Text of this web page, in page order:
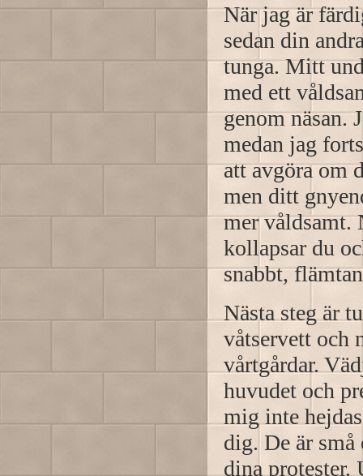
När jag är
sedan din
tunga. Mitt
med ett
genom näsan.
medan jag
att avgöra om
men ditt
mer våldsamt.
kollapsar du
snabbt,
Nästa steg är
våtservett och
vårtgårdar.
huvudet och
mig inte
dig. De är
dina protester.